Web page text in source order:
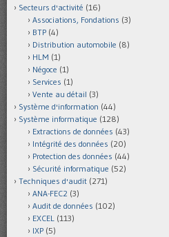
Secteurs d'activité (16)
Associations, Fondations (3)
BTP (4)
Distribution automobile (8)
HLM (1)
Négoce (1)
Services (1)
Vente au détail (3)
Système d'information (44)
Système informatique (128)
Extractions de données (43)
Intégrité des données (20)
Protection des données (44)
Sécurité informatique (52)
Techniques d'audit (271)
ANA-FEC2 (3)
Audit de données (102)
EXCEL (113)
IXP (5)